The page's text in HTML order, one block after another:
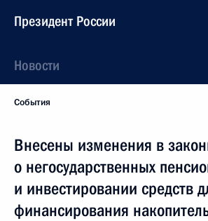
Президент России
Новости
События
Внесены изменения в
о негосударственных
и инвестировании средств
финансирования